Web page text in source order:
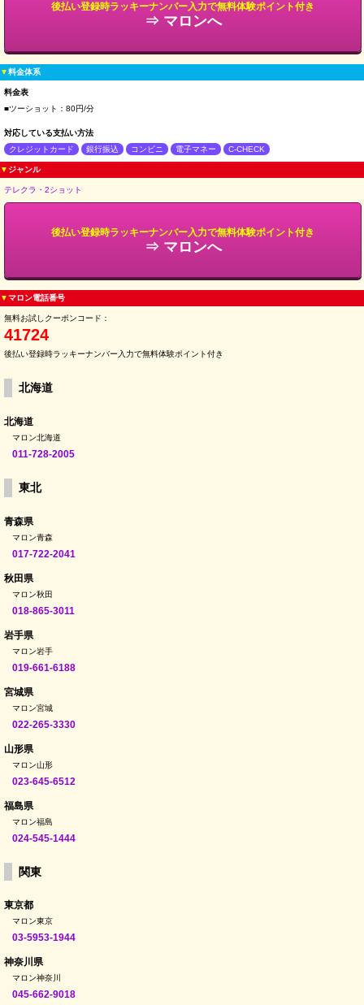
後払い登録時ラッキーナンバー入力で無料体験ポイント付き
⇒ マロンへ
▼料金体系
料金表
■ツーショット：80円/分
対応している支払い方法
クレジットカード
銀行振込 コンビニ 電子マネー C-CHECK
▼ ジャンル
テレクラ・2ショット
後払い登録時ラッキーナンバー入力で無料体験ポイント付き
⇒ マロンへ
▼マロン電話番号
無料お試しクーポンコード：
41724
後払い登録時ラッキーナンバー入力で無料体験ポイント付き
北海道
北海道
マロン北海道
011-728-2005
東北
青森県
マロン青森
017-722-2041
秋田県
マロン秋田
018-865-3011
岩手県
マロン岩手
019-661-6188
宮城県
マロン宮城
022-265-3330
山形県
マロン山形
023-645-6512
福島県
マロン福島
024-545-1444
関東
東京都
マロン東京
03-5953-1944
神奈川県
マロン神奈川
045-662-9018